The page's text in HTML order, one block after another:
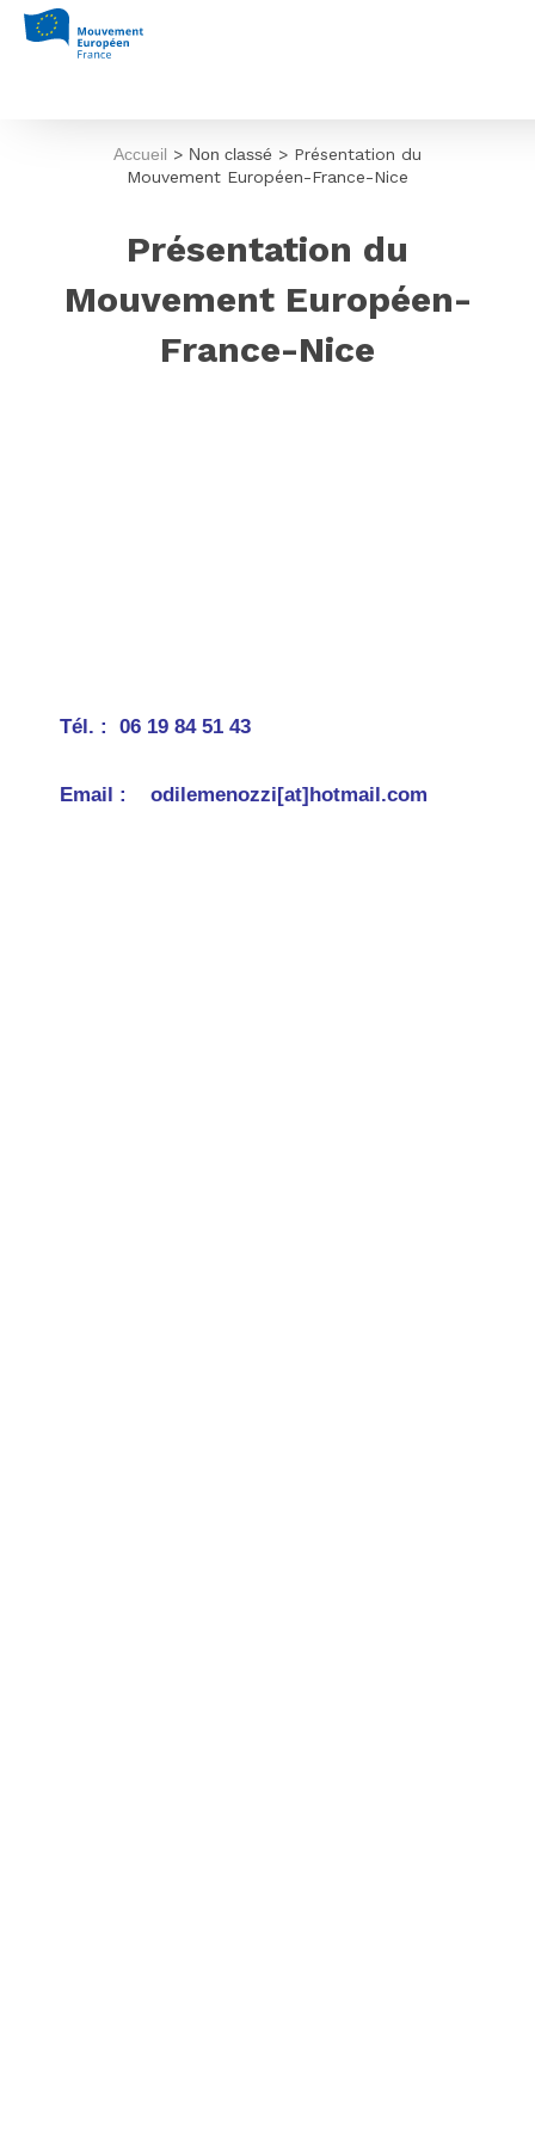
Accueil > Non classé > Présentation du
Mouvement Européen-France-Nice
Présentation du
Mouvement Européen-
France-Nice
Tél. : 06 19 84 51 43
Email : odilemenozzi[at]hotmail.com